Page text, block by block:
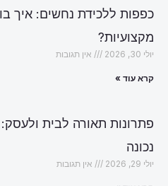
כפפות ללכידת נחשים: איך
מקצועיות?
יולי 30, 2026 אין תגובות
קרא עוד »
פתרונות תאורה לבית
נכונה
יולי 29, 2026 אין תגובות